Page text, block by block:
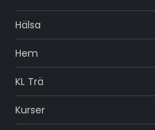
Hälsa
Hem
KL Trä
Kurser